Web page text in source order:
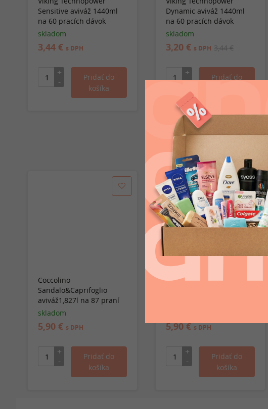
Sensitive aviváž 1440ml
na 60 pracích dávok
skladom
3,44 € s DPH
Dynamic aviváž 1440ml
na 60 pracích dávok
skladom
3,20 € s DPH 3,44 €
Coccolino
Sandalo&Caprifoglio
aviváž1,827l na 87 praní
skladom
5,90 € s DPH
NOVINKA
Coccolino Orchidea
5,90 €s DPH